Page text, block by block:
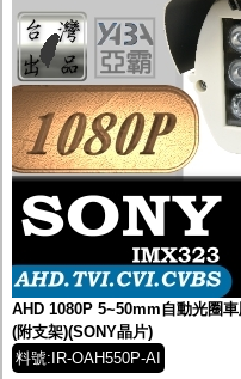
AHD 1080P 5~50mm自動光圈
(附支架)(SONY晶片)
料號:IR-OAH550P-AI